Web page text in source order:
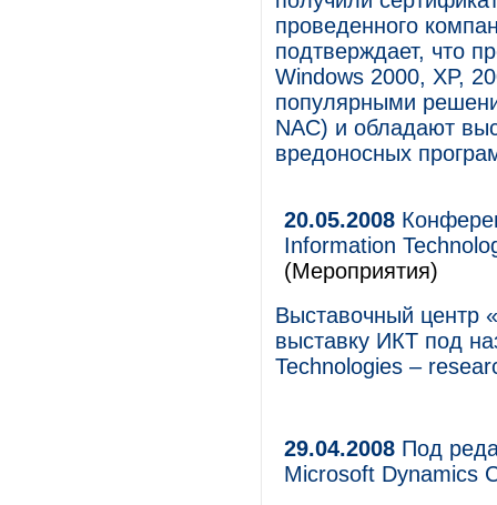
проведенного
подтверждает, что
Windows 2000, XP,
популярными
NAC) и обладают
вредоносных
20.05.2008
Information
(Мероприятия)
Выставочный центр
выставку ИКТ под
Technologies –
29.04.2008 Под
Microsoft Dynamics